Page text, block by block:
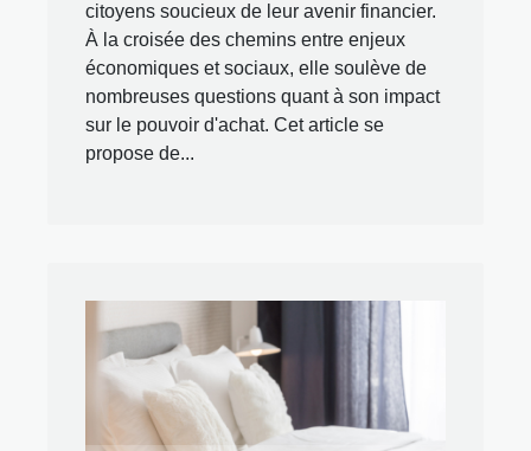
citoyens soucieux de leur avenir financier.
À la croisée des chemins entre enjeux
économiques et sociaux, elle soulève de
nombreuses questions quant à son impact
sur le pouvoir d'achat. Cet article se
propose de...